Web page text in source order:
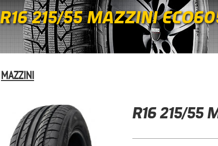
R16 215/55 MAZZINI
MAZZINI
R16 215/55